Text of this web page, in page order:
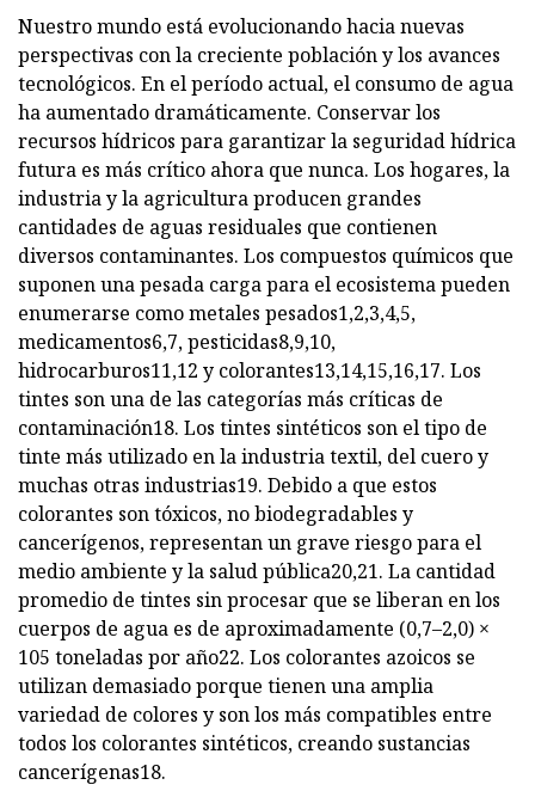
Nuestro mundo está evolucionando hacia nuevas
perspectivas con la creciente población y los avances
tecnológicos. En el período actual, el consumo de agua
ha aumentado dramáticamente. Conservar los
recursos hídricos para garantizar la seguridad hídrica
futura es más crítico ahora que nunca. Los hogares, la
industria y la agricultura producen grandes
cantidades de aguas residuales que contienen
diversos contaminantes. Los compuestos químicos que
suponen una pesada carga para el ecosistema pueden
enumerarse como metales pesados1,2,3,4,5,
medicamentos6,7, pesticidas8,9,10,
hidrocarburos11,12 y colorantes13,14,15,16,17. Los
tintes son una de las categorías más críticas de
contaminación18. Los tintes sintéticos son el tipo de
tinte más utilizado en la industria textil, del cuero y
muchas otras industrias19. Debido a que estos
colorantes son tóxicos, no biodegradables y
cancerígenos, representan un grave riesgo para el
medio ambiente y la salud pública20,21. La cantidad
promedio de tintes sin procesar que se liberan en los
cuerpos de agua es de aproximadamente (0,7–2,0) ×
105 toneladas por año22. Los colorantes azoicos se
utilizan demasiado porque tienen una amplia
variedad de colores y son los más compatibles entre
todos los colorantes sintéticos, creando sustancias
cancerígenas18.